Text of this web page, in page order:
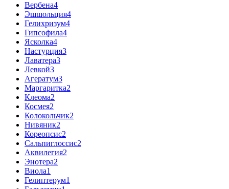
Вербена4
Эшшольция4
Гелихризум4
Гипсофила4
Ясколка4
Настурция3
Лаватера3
Левкой3
Агератум3
Маргаритка2
Клеома2
Космея2
Колокольчик2
Нивяник2
Кореопсис2
Сальпиглоссис2
Аквилегия2
Энотера2
Виола1
Гелиптерум1